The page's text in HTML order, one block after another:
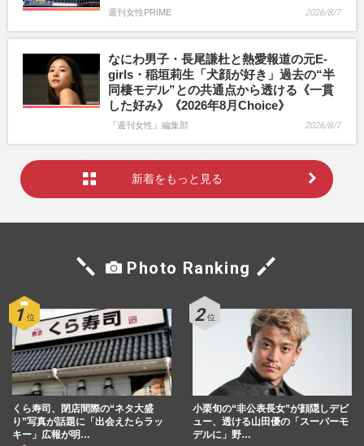
週刊女性PRIME 2026/8/7
なにわ男子・長尾謙杜と熱愛報道の元E-
girls・稲垣莉生「犬顔が好き」過去の“半
同棲モデル”との共通点から透ける《一貫
した好み》《2026年8月Choice》
『週刊女性』編集部 2026/8/7
新着をもっと見る
Photo Ranking
くら寿司、閉店間際の“ネタ大盛
り”写真が話題に「出会えたらラッ
キー」広報が明…
小栗旬の“非公表長女”が顔隠しデビ
ュー、透ける山田優の「スーパーモ
デルに」野…